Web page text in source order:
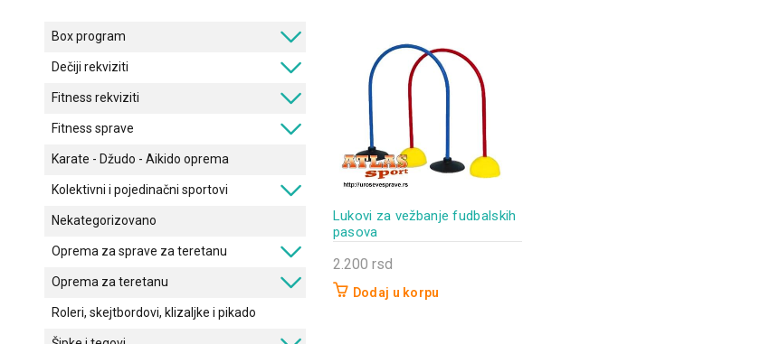
Lukovi za vežbanje fudbalskih
pasova
2.200 rsd
Dodaj u korpu
Box program
Dečiji rekviziti
Fitness rekviziti
Fitness sprave
Karate - Džudo - Aikido oprema
Kolektivni i pojedinačni sportovi
Nekategorizovano
Oprema za sprave za teretanu
Oprema za teretanu
Roleri, skejtbordovi, klizaljke i pikado